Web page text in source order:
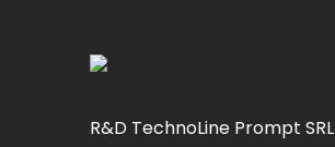
R&D TechnoLine Prompt SRL